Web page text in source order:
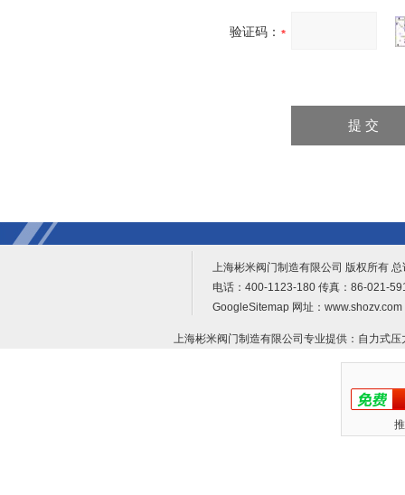
验证码：
上海彬米阀门制造有限公司 版权所有
电话：400-1123-180 传真：86-021-
GoogleSitemap 网址：
上海彬米阀门制造有限公司专业提供： 自力式压